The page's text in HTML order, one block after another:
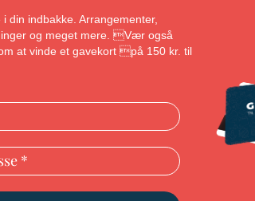
din indbakke. Arrangementer,
og meget mere. Vær også
at vinde et gavekort på 150 kr. til